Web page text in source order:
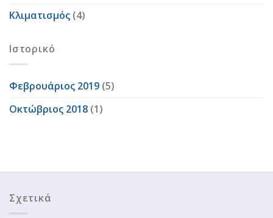
Κλιματισμός (4)
Ιστορικό
Φεβρουάριος 2019 (5)
Οκτώβριος 2018 (1)
Σχετικά